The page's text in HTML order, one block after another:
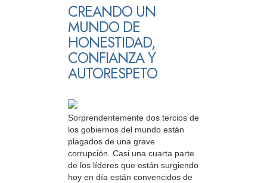
CREANDO UN
MUNDO DE
HONESTIDAD,
CONFIANZA Y
AUTORESPETO
Sorprendentemente dos tercios de
los gobiernos del mundo están
plagados de una grave
corrupción. Casi una cuarta parte
de los líderes que están surgiendo
hoy en día están convencidos de